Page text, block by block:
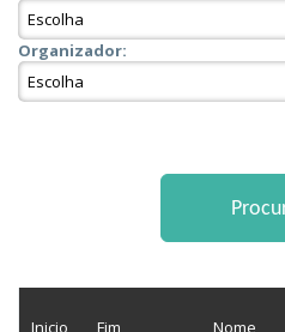
Organizador:
Inicio Fim Nome